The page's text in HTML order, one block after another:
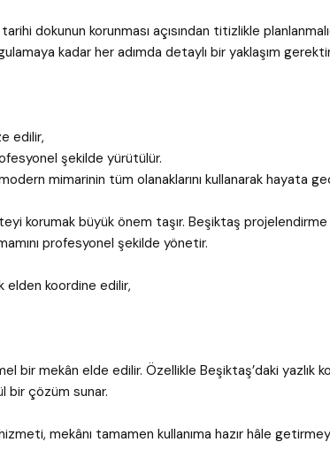
dokunun korunması açısından titizlikle
kadar her adımda detaylı bir yaklaşım
edilir,
şekilde yürütülür.
mimarinin tüm olanaklarını kullanarak hayata
korumak büyük önem taşır. Beşiktaş
profesyonel şekilde yönetir.
elden koordine edilir,
bir mekân elde edilir. Özellikle Beşiktaş’daki yazlık
bir çözüm sunar.
mekânı tamamen kullanıma hazır hâle